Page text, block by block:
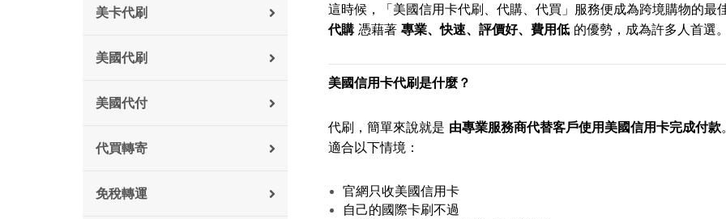
這時候，「美國信用卡代刷、代購、代買」服務便成為跨境購物的最
代購憑藉著 專業、快速、評價好、費用低的優勢，成為許多人首選
美國信用卡代刷是什麼？
代刷，簡單來說就是 由專業服務商代替客戶使用美國信用卡完成付款
適合以下情境：
官網只收美國信用卡
自己的國際卡刷不過
美卡代刷
美國代刷
美國代付
代買轉寄
免稅轉運